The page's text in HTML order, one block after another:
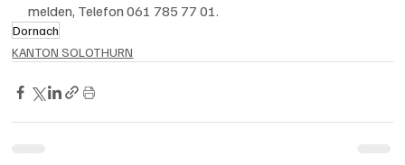
melden, Telefon 061 785 77 01.
Dornach
KANTON SOLOTHURN